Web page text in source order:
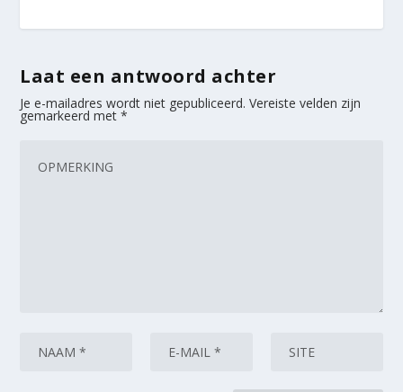
Laat een antwoord achter
Je e-mailadres wordt niet gepubliceerd. Vereiste velden zijn
gemarkeerd met*